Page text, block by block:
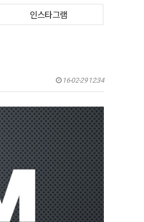
인스타그램
16-02-29 12:34